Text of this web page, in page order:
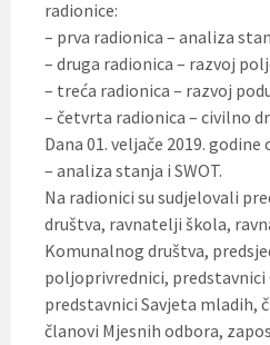
radionice:
– prva radionica – analiza
– druga radionica – razvoj
– treća radionica – razvoj
– četvrta radionica – civilno
Dana 01. veljače 2019.
– analiza stanja i SWOT.
Na radionici su sudjelovali
društva, ravnatelji škola,
Komunalnog društva,
poljoprivrednici, predstavnici
predstavnici Savjeta mladih,
članovi Mjesnih odbora,